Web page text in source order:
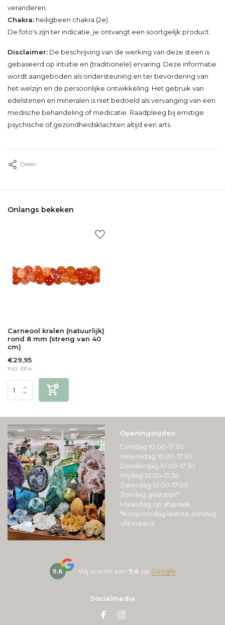
veranderen.
Chakra: heiligbeen chakra (2e).
De foto's zijn ter indicatie, je ontvangt een soortgelijk product.
Disclaimer: De beschrijving van de werking van deze steen is
gebaseerd op intuïtie en (traditionele) ervaring. Deze informatie
wordt aangeboden als ondersteuning en ter bevordering van
het welzijn en de persoonlijke ontwikkeling. Het gebruik van
edelstenen en mineralen is niet bedoeld als vervanging van een
medische behandeling of medicatie. Raadpleeg bij ernstige
psychische of gezondheidsklachten altijd een arts.
Delen
Onlangs bekeken
Carneool kralen (natuurlijk)
rond 8 mm (streng van 40
cm)
€29,95
Incl. btw
Openingstijden
Dinsdag 10:00-17:30
Woensdag 10:00-17:30
Donderdag 10:00-17:30
Vrijdag 10:00-17:30
Zaterdag 10:00-17:00
Zondag gesloten*
Maandag op afspraak
*Koopzondag laatste zondag
v/d maand
9,6 Wij scoren een 9,6 op Google
Socialmedia